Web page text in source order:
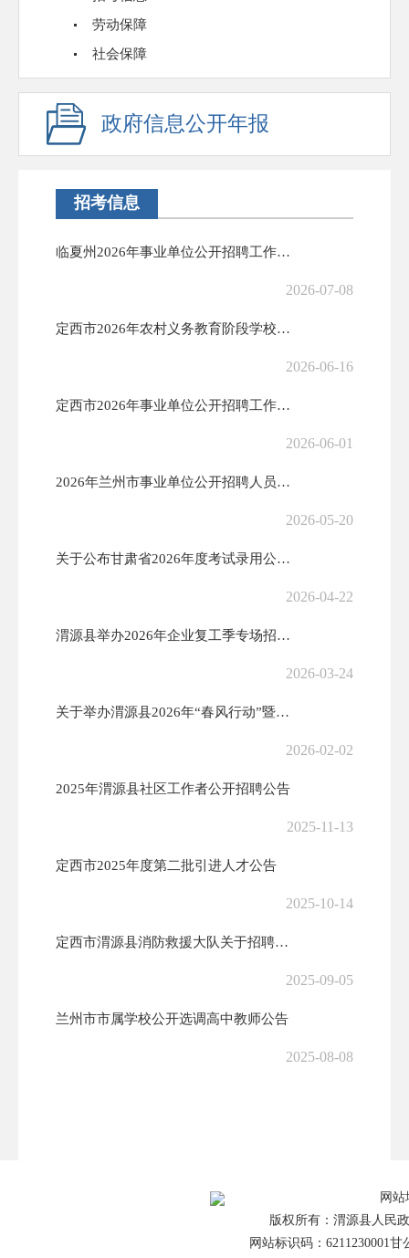
劳动保障
社会保障
政府信息公开年报
招考信息
临夏州2026年事业单位公开招聘工作人员公告
2026-07-08
定西市2026年农村义务教育阶段学校教师特设岗位计划实施办法
2026-06-16
定西市2026年事业单位公开招聘工作人员公告
2026-06-01
2026年兰州市事业单位公开招聘人员公告
2026-05-20
关于公布甘肃省2026年度考试录用公务员定西考区进入资格复审人员名单...
2026-04-22
渭源县举办2026年企业复工季专场招聘活动
2026-03-24
关于举办渭源县2026年“春风行动”暨就业援助季活动的公告
2026-02-02
2025年渭源县社区工作者公开招聘公告
2025-11-13
定西市2025年度第二批引进人才公告
2025-10-14
定西市渭源县消防救援大队关于招聘政府专职消防队员的公告
2025-09-05
兰州市市属学校公开选调高中教师公告
2025-08-08
2025-06-24
关于举办2025年渭源县“就近务工·季节性务工”专场招聘会的公告
网站
版权所有：渭源县人民
网站标识码：6211230001甘